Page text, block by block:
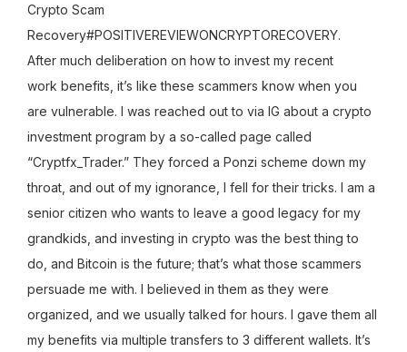
Crypto Scam
Recovery#POSITIVEREVIEWONCRYPTORECOVERY.
After much deliberation on how to invest my recent
work benefits, it’s like these scammers know when you
are vulnerable. I was reached out to via IG about a crypto
investment program by a so-called page called
“Cryptfx_Trader.” They forced a Ponzi scheme down my
throat, and out of my ignorance, I fell for their tricks. I am a
senior citizen who wants to leave a good legacy for my
grandkids, and investing in crypto was the best thing to
do, and Bitcoin is the future; that’s what those scammers
persuade me with. I believed in them as they were
organized, and we usually talked for hours. I gave them all
my benefits via multiple transfers to 3 different wallets. It’s